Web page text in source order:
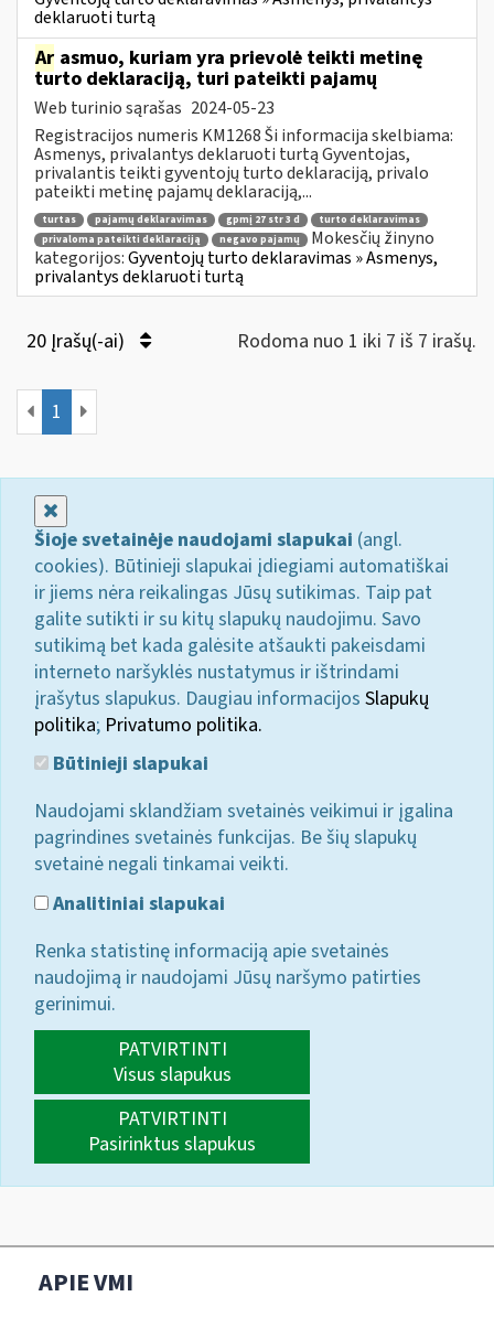
deklaruoti turtą
Ar asmuo, kuriam yra prievolė teikti metinę
turto deklaraciją, turi pateikti pajamų
Web turinio sąrašas 2024-05-23
Registracijos numeris KM1268 Ši informacija skelbiama:
Asmenys, privalantys deklaruoti turtą Gyventojas,
privalantis teikti gyventojų turto deklaraciją, privalo
pateikti metinę pajamų deklaraciją,...
turtas pajamų deklaravimas gpmį 27 str 3 d
turto deklaravimas
privaloma pateikti deklaraciją
negavo pajamų
Mokesčių žinyno
kategorijos:Gyventojų turto deklaravimas » Asmenys,
privalantys deklaruoti turtą
20 Įrašų(-ai) Rodoma nuo 1 iki 7 iš 7 irašų.
1
Šioje svetainėje naudojami slapukai (angl.
cookies). Būtinieji slapukai įdiegiami automatiškai
ir jiems nėra reikalingas Jūsų sutikimas. Taip pat
galite sutikti ir su kitų slapukų naudojimu. Savo
sutikimą bet kada galėsite atšaukti pakeisdami
interneto naršyklės nustatymus ir ištrindami
įrašytus slapukus. Daugiau informacijos Slapukų
politika; Privatumo politika.
Būtinieji slapukai
Naudojami sklandžiam svetainės veikimui ir įgalina
pagrindines svetainės funkcijas. Be šių slapukų
svetainė negali tinkamai veikti.
Analitiniai slapukai
Renka statistinę informaciją apie svetainės
naudojimą ir naudojami Jūsų naršymo patirties
gerinimui.
PATVIRTINTI
Visus slapukus
PATVIRTINTI
Pasirinktus slapukus
APIE VMI